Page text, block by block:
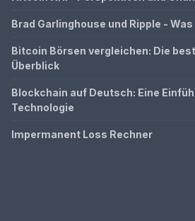
Brad Garlinghouse und Ripple -
Bitcoin Börsen vergleichen: Die
Überblick
Blockchain auf Deutsch: Eine
Technologie
Impermanent Loss Rechner